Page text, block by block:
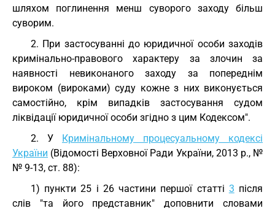
шляхом поглинення менш суворого заходу більш
суворим.
2. При застосуванні до юридичної особи заходів
кримінально-правового характеру за злочин за
наявності невиконаного заходу за попереднім
вироком (вироками) суду кожне з них виконується
самостійно, крім випадків застосування судом
ліквідації юридичної особи згідно з цим Кодексом".
2. У Кримінальному процесуальному кодексі
України (Відомості Верховної Ради України, 2013 р., №
№ 9-13, ст. 88):
1) пункти 25 і 26 частини першої статті 3 після
слів "та його представник" доповнити словами